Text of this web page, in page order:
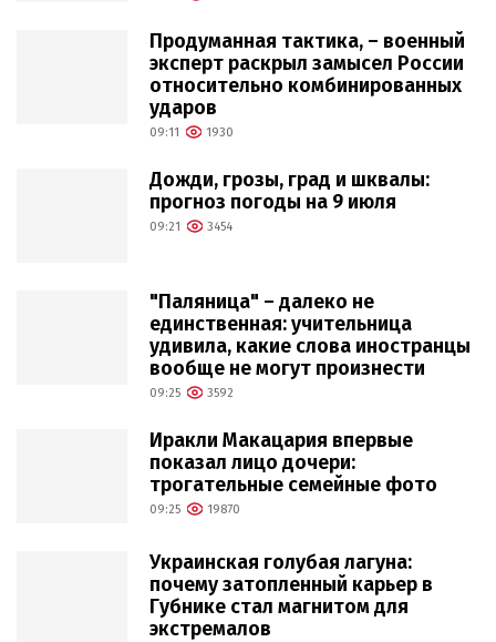
Продуманная тактика, – военный
эксперт раскрыл замысел России
относительно комбинированных
ударов
09:11 1930
Дожди, грозы, град и шквалы:
прогноз погоды на 9 июля
09:21 3454
"Паляница" – далеко не
единственная: учительница
удивила, какие слова иностранцы
вообще не могут произнести
09:25 3592
Иракли Макацария впервые
показал лицо дочери:
трогательные семейные фото
09:25 19870
Украинская голубая лагуна:
почему затопленный карьер в
Губнике стал магнитом для
экстремалов